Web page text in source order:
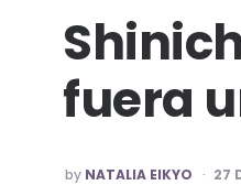
fuera
POSTED
BY
by NATALIA EIKYO 27